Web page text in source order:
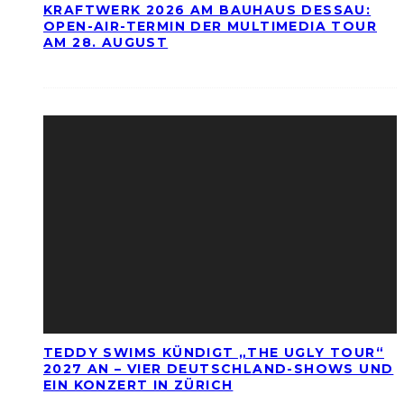
KRAFTWERK 2026 AM BAUHAUS DESSAU:
OPEN-AIR-TERMIN DER MULTIMEDIA TOUR
AM 28. AUGUST
TEDDY SWIMS KÜNDIGT „THE UGLY TOUR“
2027 AN – VIER DEUTSCHLAND-SHOWS UND
EIN KONZERT IN ZÜRICH